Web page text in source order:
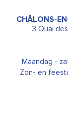
CHÂLONS-
3 Quai
Maandag -
Zon- en